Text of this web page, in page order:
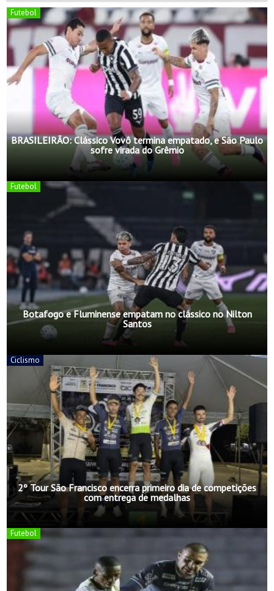
Futebol
BRASILEIRÃO: Clássico Vovô termina empatado, e São Paulo
sofre virada do Grêmio
Futebol
Botafogo e Fluminense empatam no clássico no Nilton
Santos
Ciclismo
2º Tour São Francisco encerra primeiro dia de competições
com entrega de medalhas
Futebol